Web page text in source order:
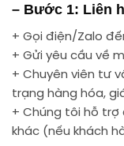
– Bước 1: Liên
+ Gọi điện/Zalo
+ Gửi yêu cầu về
+ Chuyên viên tư
trạng hàng hóa,
+ Chúng tôi hỗ
khác (nếu khách